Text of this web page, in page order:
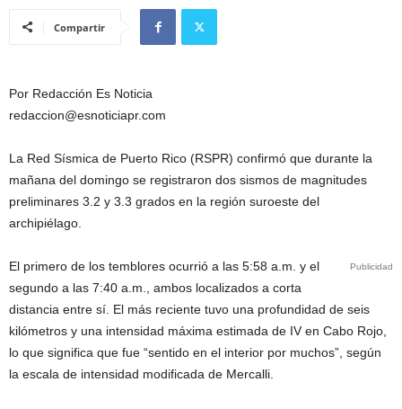
Compartir
Por Redacción Es Noticia
redaccion@esnoticiapr.com
La Red Sísmica de Puerto Rico (RSPR) confirmó que durante la
mañana del domingo se registraron dos sismos de magnitudes
preliminares 3.2 y 3.3 grados en la región suroeste del
archipiélago.
Publicidad
El primero de los temblores ocurrió a las 5:58 a.m. y el
segundo a las 7:40 a.m., ambos localizados a corta
distancia entre sí. El más reciente tuvo una profundidad de seis
kilómetros y una intensidad máxima estimada de IV en Cabo Rojo,
lo que significa que fue “sentido en el interior por muchos”, según
la escala de intensidad modificada de Mercalli.